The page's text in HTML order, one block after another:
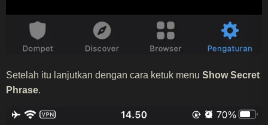
Setelah itu lanjutkan dengan cara ketuk menu Show Secret
Phrase.